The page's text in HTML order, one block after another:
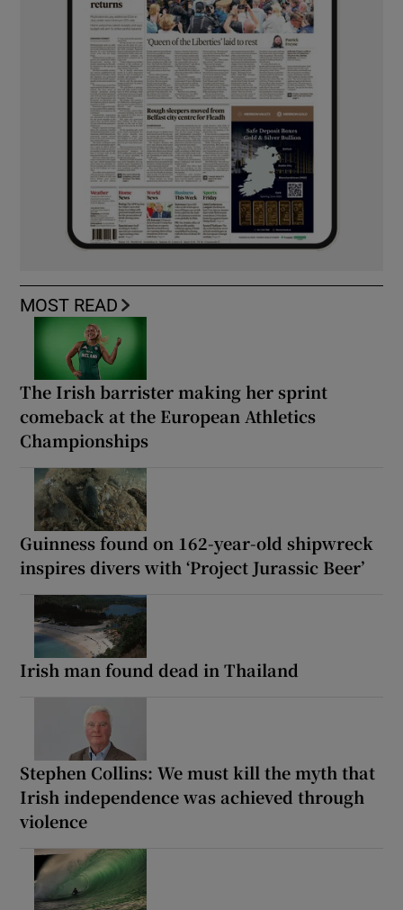
MOST READ
The Irish barrister making her sprint
comeback at the European Athletics
Championships
Guinness found on 162-year-old shipwreck
inspires divers with ‘Project Jurassic Beer’
Irish man found dead in Thailand
Stephen Collins: We must kill the myth that
Irish independence was achieved through
violence